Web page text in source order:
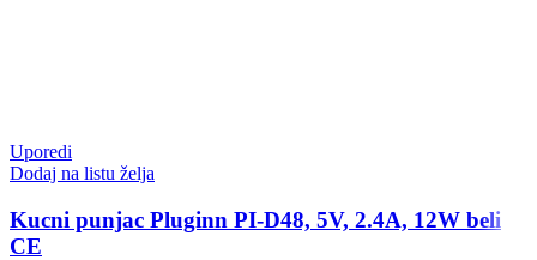
Uporedi
Dodaj na listu želja
Kucni punjac Pluginn PI-D48, 5V, 2.4A, 12W beli
CE